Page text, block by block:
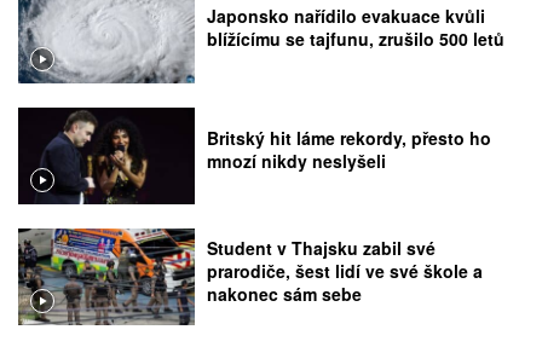
Japonsko nařídilo evakuace kvůli
blížícímu se tajfunu, zrušilo 500 letů
Britský hit láme rekordy, přesto ho
mnozí nikdy neslyšeli
Student v Thajsku zabil své
prarodiče, šest lidí ve své škole a
nakonec sám sebe